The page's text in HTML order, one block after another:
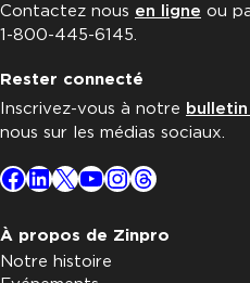
Contactez nous en ligne ou
1-800-445-6145.
Rester connecté
Inscrivez-vous à notre
nous sur les médias sociaux.
Facebook
LinkedIn
X YouTube
Instagram
Threads
À propos de Zinpro
Notre histoire